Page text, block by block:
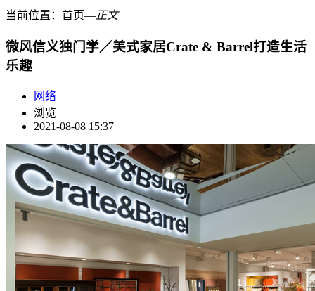
当前位置： 首页―正文
微风信义独门学／美式家居Crate & Barrel打造生活
乐趣
网络
浏览
2021-08-08 15:37